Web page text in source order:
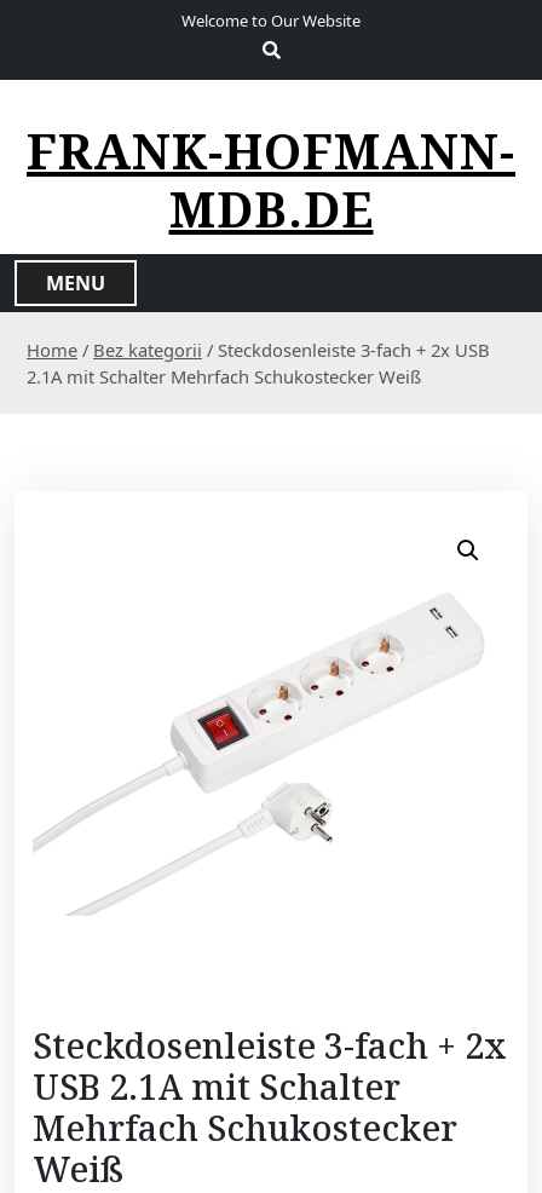
Welcome to Our Website
FRANK-HOFMANN-
MDB.DE
MENU
Home / Bez kategorii / Steckdosenleiste 3-fach + 2x USB
2.1A mit Schalter Mehrfach Schukostecker Weiß
Steckdosenleiste 3-fach + 2x
USB 2.1A mit Schalter
Mehrfach Schukostecker
Weiß